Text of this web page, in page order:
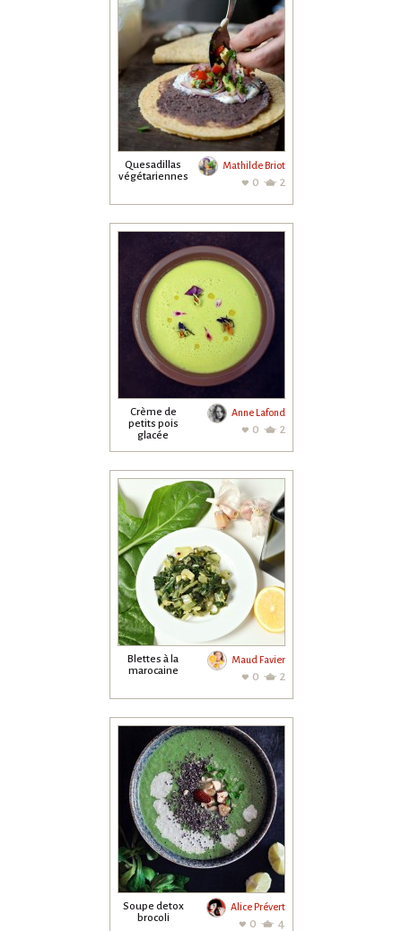
Quesadillas
végétariennes
Mathilde Briot
0 2
Crème de
petits pois
glacée
Anne Lafond
0 2
Blettes à la
marocaine
Maud Favier
0 2
Soupe detox
brocoli
Alice Prévert
0 4